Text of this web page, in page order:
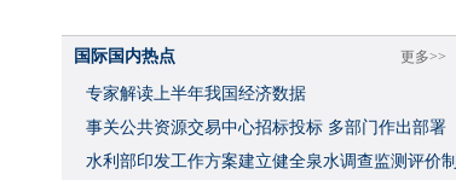
更多>>
国际国内热点
专家解读上半年我国经济数据
事关公共资源交易中心招标投标 多部门作出部署
水利部印发工作方案建立健全泉水调查监测评价制